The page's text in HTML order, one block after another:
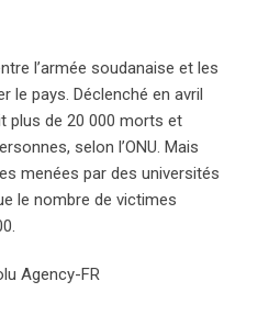
l’armée soudanaise et les
le pays. Déclenché en avril
plus de 20 000 morts et
selon l’ONU. Mais
menées par des universités
le nombre de victimes
Agency-FR